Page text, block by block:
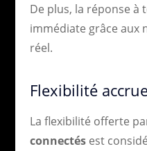
De plus, la réponse
immédiate grâce aux
réel.
Flexibilité
La flexibilité offerte
connectésest